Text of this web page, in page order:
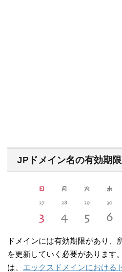
JPドメイン名の有効期
ドメインには有効期限があり、
を更新していく必要があります
は、 エックスドメインにおける